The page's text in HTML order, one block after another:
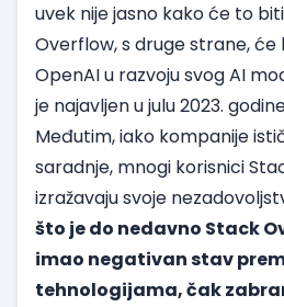
uvek nije jasno kako će to
Overflow, s druge strane,
OpenAI u razvoju svog AI
je najavljen u julu 2023.
Međutim, iako kompanije
saradnje, mnogi korisnici
izražavaju svoje
što je do nedavno Stack
imao negativan stav
tehnologijama, čak